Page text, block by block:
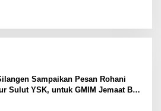
Sampaikan Pesan Rohani
Sulut YSK, untuk GMIM Jemaat Bait